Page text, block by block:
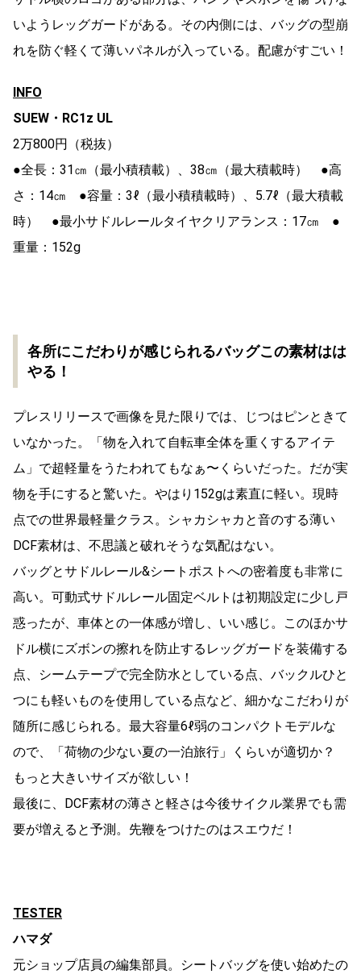
いようレッグガードがある。その内側には、バッグの型崩
れを防ぐ軽くて薄いパネルが入っている。配慮がすごい！
INFO
SUEW・RC1z UL
2万800円（税抜）
●全長：31㎝（最小積積載）、38㎝（最大積載時） ●高
さ：14㎝ ●容量：3ℓ（最小積積載時）、5.7ℓ（最大積載
時） ●最小サドルレールタイヤクリアランス：17㎝ ●
重量：152g
各所にこだわりが感じられるバッグこの素材はは
やる！
プレスリリースで画像を見た限りでは、じつはピンときて
いなかった。「物を入れて自転車全体を重くするアイテ
ム」で超軽量をうたわれてもなぁ〜くらいだった。だが実
物を手にすると驚いた。やはり152gは素直に軽い。現時
点での世界最軽量クラス。シャカシャカと音のする薄い
DCF素材は、不思議と破れそうな気配はない。
バッグとサドルレール&シートポストへの密着度も非常に
高い。可動式サドルレール固定ベルトは初期設定に少し戸
惑ったが、車体との一体感が増し、いい感じ。このほかサ
ドル横にズボンの擦れを防止するレッグガードを装備する
点、シームテープで完全防水としている点、バックルひと
つにも軽いものを使用している点など、細かなこだわりが
随所に感じられる。最大容量6ℓ弱のコンパクトモデルな
ので、「荷物の少ない夏の一泊旅行」くらいが適切か？
もっと大きいサイズが欲しい！
最後に、DCF素材の薄さと軽さは今後サイクル業界でも需
要が増えると予測。先鞭をつけたのはスエウだ！
TESTER
ハマダ
元ショップ店員の編集部員。シートバッグを使い始めたの